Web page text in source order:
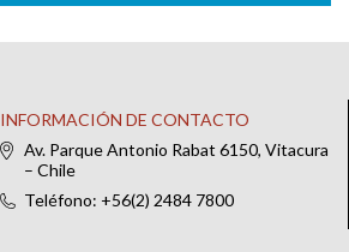
INFORMACIÓN DE CONTACTO
Av. Parque Antonio Rabat 6150, Vitacura
– Chile
Teléfono: +56(2) 2484 7800